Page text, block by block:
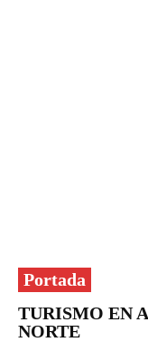
Portada
TURISMO EN
NORTE